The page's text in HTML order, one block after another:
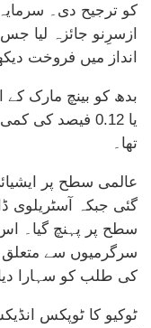
کو ترجیح دی۔
ازسرِنو جائزہ لیا
انداز میں فروخت
تھا۔
عالمی سطح پر
گئی جبکہ آسٹریلوی
سطح پر پہنچ گیا۔
سرگرمیوں سے متعلق
کی طلب کو سہارا
ٹوکیو کا ٹوپکس